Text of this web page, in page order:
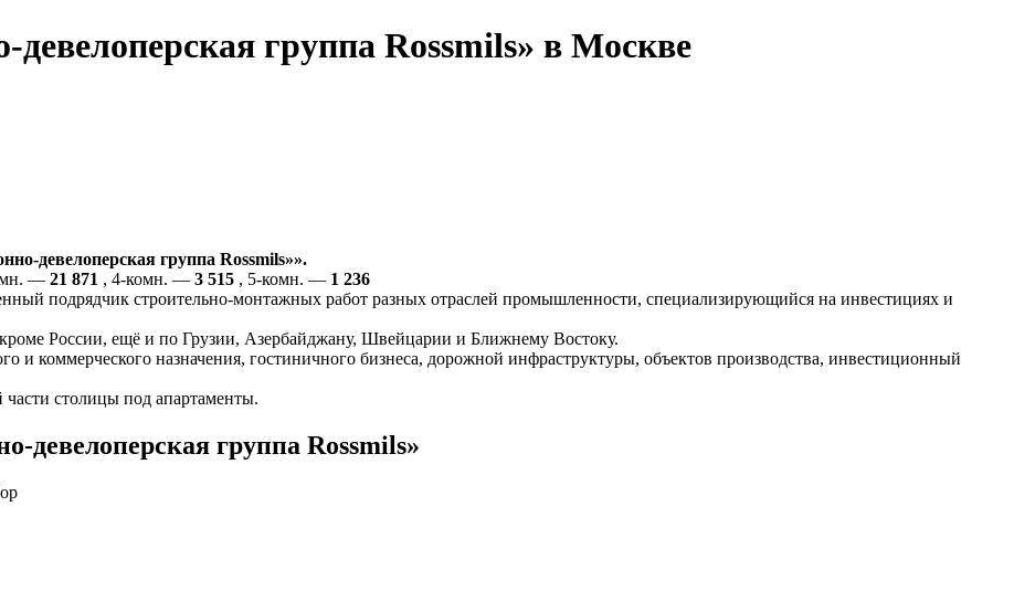
группа Rossmils» в Москве
девелоперская группа Rossmils»».
— 21 871 , 4-комн. — 3 515 , 5-комн. — 1 236
подрядчик строительно-монтажных работ разных отраслей промышленности, специализирующийся на инвестициях и
кроме России, ещё и по Грузии, Азербайджану, Швейцарии и Ближнему Востоку.
и коммерческого назначения, гостиничного бизнеса, дорожной инфраструктуры, объектов производства, инвестиционный
столицы под апартаменты.
девелоперская группа Rossmils»